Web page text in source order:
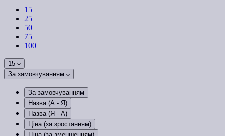
15
25
50
75
100
15
За замовчуванням
За замовчуванням
Назва (А - Я)
Назва (Я - А)
Ціна (за зростанням)